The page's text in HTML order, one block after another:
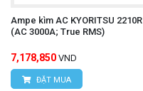
Ampe kìm AC KYORITSU 2210R
(AC 3000A; True RMS)
7,178,850 VND
ĐẶT MUA